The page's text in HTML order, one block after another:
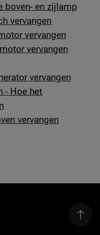
boven- en zijlamp
vervangen
vervangen
vervangen
vervangen
- Hoe het
vervangen